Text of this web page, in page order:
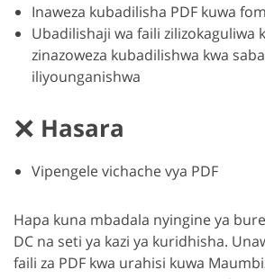
Inaweza kubadilisha PDF kuwa
Ubadilishaji wa faili zilizokaguliwa
zinazoweza kubadilishwa kwa
iliyounganishwa
Hasara
Vipengele vichache vya PDF
Hapa kuna mbadala nyingine ya
DC na seti ya kazi ya kuridhisha.
faili za PDF kwa urahisi kuwa